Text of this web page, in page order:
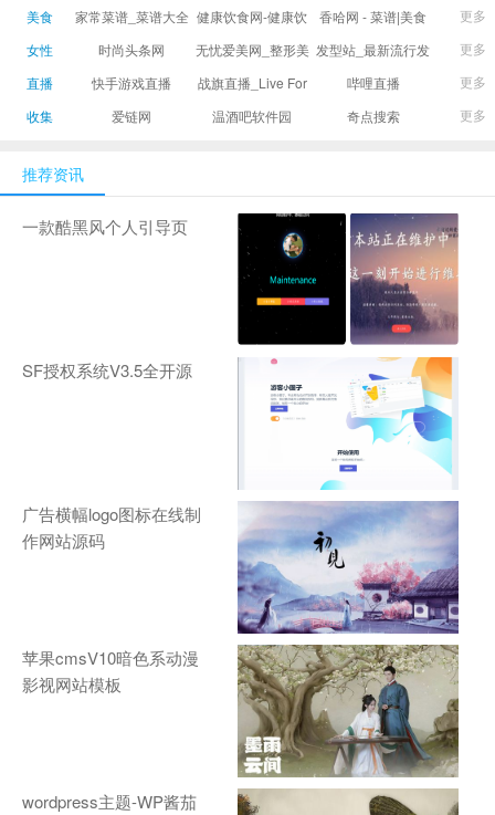
生活方式平台
题免费在线咨询专
美食
家常菜谱_菜谱大全
_菜谱家常菜做法大
健康饮食网-健康饮
食食谱_健康饮食小
香哈网 - 菜谱|美食
菜谱|菜谱大全-学做
更多
女性
时尚头条网
LADYMAX.cn|国内
新闻并提供奢侈品
无忧爱美网_整形美
容门户
发型站_最新流行发
型设计发型图片与
更多
直播
快手游戏直播
战旗直播_Live For
Gamers丨天生爱
哔哩直播
更多
收集
爱链网 温酒吧软件园 奇点搜索 更多
推荐资讯
一款酷黑风个人引导页
SF授权系统V3.5全开源
广告横幅logo图标在线制
作网站源码
苹果cmsV10暗色系动漫
影视网站模板
wordpress主题-WP酱茄